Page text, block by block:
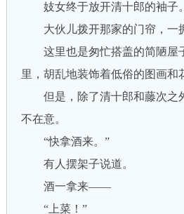
妓女终于放开清十郎的袖子。
大伙儿拨开那家的门帘，一
这里也是匆忙搭盖的简陋屋
里，胡乱地装饰着低俗的图画和
但是，除了清十郎和藤次之
不在意。
“快拿酒来。”
有人摆架子说道。
酒一拿来——
“上菜！”